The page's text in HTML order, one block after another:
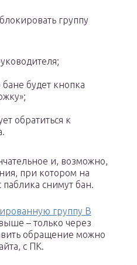
группу
будет кнопка
обратиться к
и, возможно,
при котором на
снимут бан.
группу В
– только через
обращение можно
с ПК.